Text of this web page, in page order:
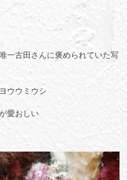
一古田さんに褒められていた写
ウウミウシ
愛おしい